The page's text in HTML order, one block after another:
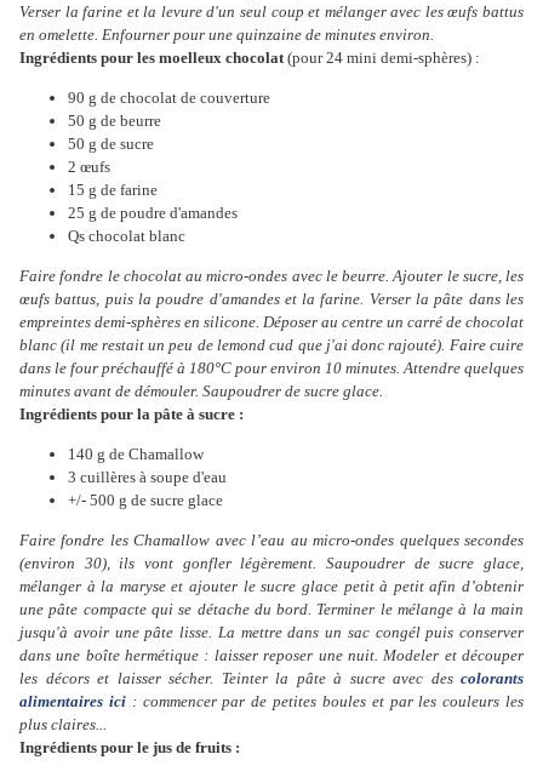
Verser la farine et la levure d'un seul coup et mélanger avec les œufs battus
en omelette. Enfourner pour une quinzaine de minutes environ.
Ingrédients pour les moelleux chocolat(pour 24 mini demi-sphères) :
90 g de chocolat de couverture
50 g de beurre
50 g de sucre
2 œufs
15 g de farine
25 g de poudre d'amandes
Qs chocolat blanc
Faire fondre le chocolat au micro-ondes avec le beurre. Ajouter le sucre, les
œufs battus, puis la poudre d'amandes et la farine. Verser la pâte dans les
empreintes demi-sphères en silicone. Déposer au centre un carré de chocolat
blanc (il me restait un peu de lemond cud que j'ai donc rajouté). Faire cuire
dans le four préchauffé à 180°C pour environ 10 minutes. Attendre quelques
minutes avant de démouler. Saupoudrer de sucre glace.
Ingrédients pour la pâte à sucre :
140 g de Chamallow
3 cuillères à soupe d'eau
+/- 500 g de sucre glace
Faire fondre les Chamallow avec l’eau au micro-ondes quelques secondes
(environ 30), ils vont gonfler légèrement. Saupoudrer de sucre glace,
mélanger à la maryse et ajouter le sucre glace petit à petit afin d’obtenir
une pâte compacte qui se détache du bord. Terminer le mélange à la main
jusqu'à avoir une pâte lisse. La mettre dans un sac congél puis conserver
dans une boîte hermétique : laisser reposer une nuit. Modeler et découper
les décors et laisser sécher. Teinter la pâte à sucre avec des colorants
alimentaires ici : commencer par de petites boules et par les couleurs les
plus claires...
Ingrédients pour le jus de fruits :